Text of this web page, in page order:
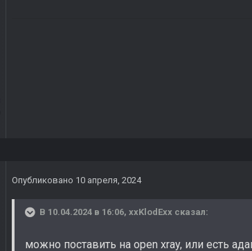
Опубликовано 10 апреля, 2024
В 10.04.2024 в 16:06, xxKlodExx сказал:
можно поставить на open xray, или есть